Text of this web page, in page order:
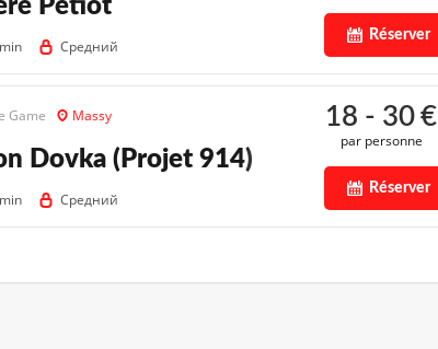
Petiot
Средний
Réserver
Game Massy
Dovka (Projet 914)
Средний
18 - 30 €
par personne
Réserver